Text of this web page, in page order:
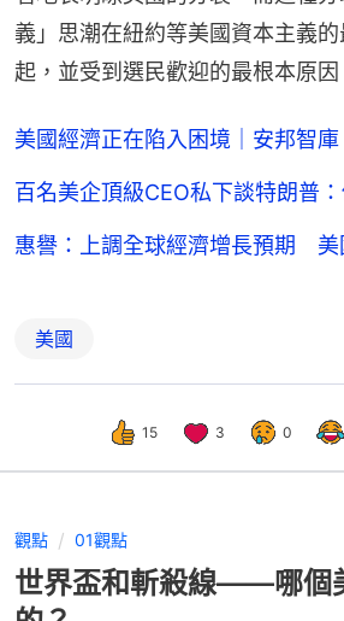
義」思潮在紐約等美國資本主義
起，並受到選民歡迎的最根本原因
美國經濟正在陷入困境｜安邦智庫
百名美企頂級CEO私下談特朗普
惠譽：上調全球經濟增長預期 美
美國
15 3 0
觀點 01觀點
世界盃和斬殺線——哪個